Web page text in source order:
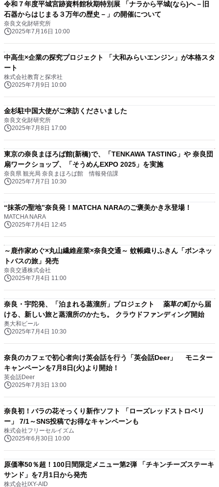
令和７年度平城宮跡資料館秋期特別展 「ナラから平城(なら)へ－旧
石器からはじまる３万年の歴史－」の開催について
奈良文化財研究所
2025年7月16日 10:00
中高生×企業の探究プロジェクト 「大和みらいエンジン」が本格スタ
ート
株式会社教育と探求社
2025年7月9日 10:00
金杉駐中国大使がご来訪くださいました
奈良文化財研究所
2025年7月8日 17:00
東京の奈良まほろば館(新橋)で、「TENKAWA TASTING」や 奈良団
扇ワークショップ、「そうめんEXPO 2025」を実施
奈良県 観光局 奈良まほろば館 情報発信課
2025年7月7日 10:30
“抹茶の聖地”奈良発！MATCHA NARAのご褒美かき氷登場！
MATCHA NARA
2025年7月4日 12:45
～鹿作家めぐ×丸山繊維産業×奈良交通～ 蚊帳織りふきん「ボンネッ
トバスの旅」発売
奈良交通株式会社
2025年7月4日 11:00
奈良・宇陀発、「泊まれる蒸溜所」プロジェクト 薬草の町から届
ける、新しい旅と蒸溜所のかたち。 クラウドファンディング開始
奥大和ビール
2025年7月4日 10:30
奈良のカフェで初心者向け英会話を行う「英会話Deer」 モニター
キャンペーンを7月8日(火)より開始！
英会話Deer
2025年7月3日 13:00
奈良初！バラの花そっくり新作ソフト 「ローズレッドストロベリ
ー」 7/1～SNS投稿でお得なキャンペーンも
株式会社フリーセルイズム
2025年6月30日 10:00
原価率50％超！100日間限定メニュー第2弾 「チキンチーズステーキ
サンド」を7月1日から発売
株式会社IXY-AID